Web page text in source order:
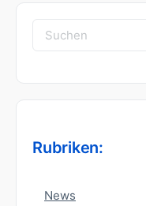
Suchen
nach:
Rubriken:
News